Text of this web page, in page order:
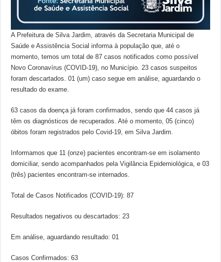
A Prefeitura de Silva Jardim, através da Secretaria Municipal de
Saúde e Assistência Social informa à população que, até o
momento, temos um total de 87 casos notificados como possível
Novo Coronavírus (COVID-19), no Município. 23 casos suspeitos
foram descartados. 01 (um) caso segue em análise, aguardando o
resultado do exame.
63 casos da doença já foram confirmados, sendo que 44 casos já
têm os diagnósticos de recuperados. Até o momento, 05 (cinco)
óbitos foram registrados pelo Covid-19, em Silva Jardim.
Informamos que 11 (onze) pacientes encontram-se em isolamento
domiciliar, sendo acompanhados pela Vigilância Epidemiológica, e 03
(três) pacientes encontram-se internados.
Total de Casos Notificados (COVID-19): 87
Resultados negativos ou descartados: 23
Em análise, aguardando resultado: 01
Casos Confirmados: 63